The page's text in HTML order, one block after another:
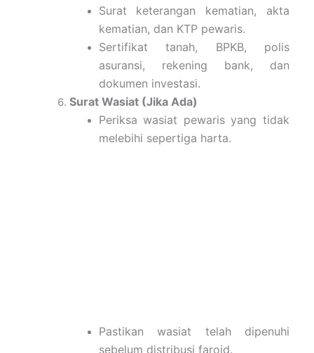
Surat keterangan kematian, akta
kematian, dan KTP pewaris.
Sertifikat tanah, BPKB, polis
asuransi, rekening bank, dan
dokumen investasi.
Surat Wasiat (Jika Ada)
Periksa wasiat pewaris yang tidak
melebihi sepertiga harta.
Pastikan wasiat telah dipenuhi
sebelum distribusi faroid.